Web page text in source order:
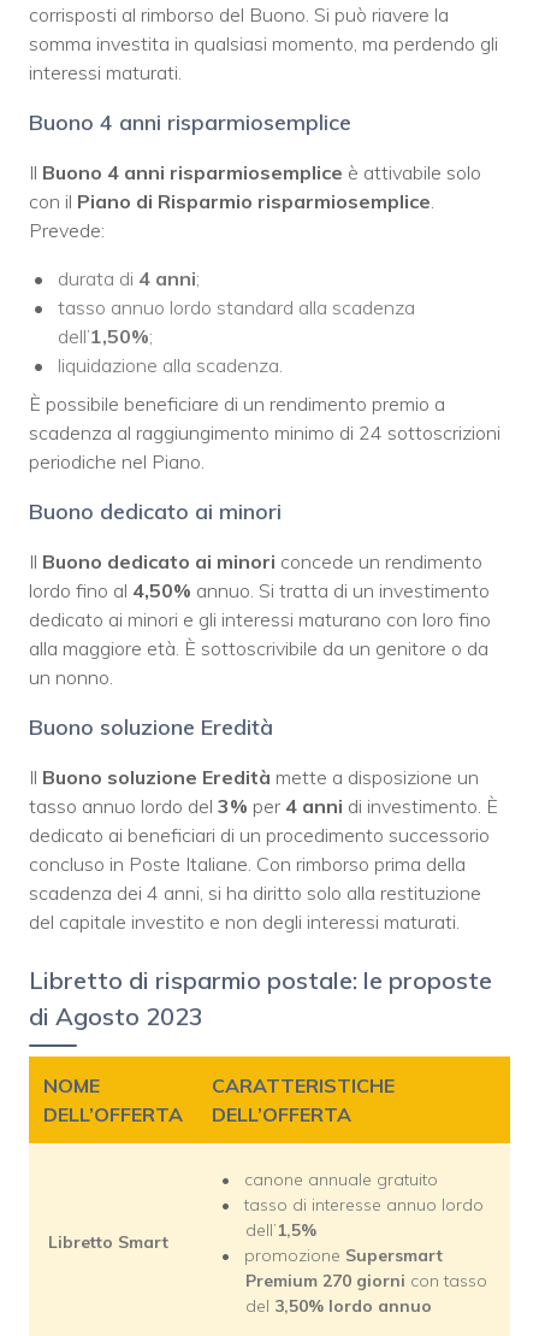
corrisposti al rimborso del Buono. Si può riavere la
somma investita in qualsiasi momento, ma perdendo gli
interessi maturati.
Buono 4 anni risparmiosemplice
Il Buono 4 anni risparmiosemplice è attivabile solo
con il Piano di Risparmio risparmiosemplice
Prevede:
durata di 4 anni;
tasso annuo lordo standard alla scadenza
dell’1,50%;
liquidazione alla scadenza.
È possibile beneficiare di un rendimento premio a
scadenza al raggiungimento minimo di 24 sottoscrizioni
periodiche nel Piano.
Buono dedicato ai minori
Il Buono dedicato ai minori concede un rendimento
lordo fino al 4,50% annuo. Si tratta di un investimento
dedicato ai minori e gli interessi maturano con loro fino
alla maggiore età. È sottoscrivibile da un genitore o da
un nonno.
Buono soluzione Eredità
Il Buono soluzione Eredità mette a disposizione un
tasso annuo lordo del 3% per 4 anni di investimento. È
dedicato ai beneficiari di un procedimento successorio
concluso in Poste Italiane. Con rimborso prima della
scadenza dei 4 anni, si ha diritto solo alla restituzione
del capitale investito e non degli interessi maturati.
Libretto di risparmio postale: le proposte
di Agosto 2023
NOME
DELL’OFFERTA
CARATTERISTICHE
DELL’OFFERTA
Libretto Smart
canone annuale gratuito
tasso di interesse annuo lordo
dell’1,5%
promozione Supersmart
Premium 270 giorni con tasso
del 3,50% lordo annuo